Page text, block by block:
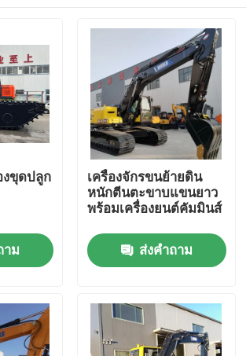
งขุดปลูก
าม
เครื่องจักรขนย้ายดิน
หนักตีนตะขาบแขนยาว
พร้อมเครื่องยนต์คัมมินส์
ส่งคำถาม